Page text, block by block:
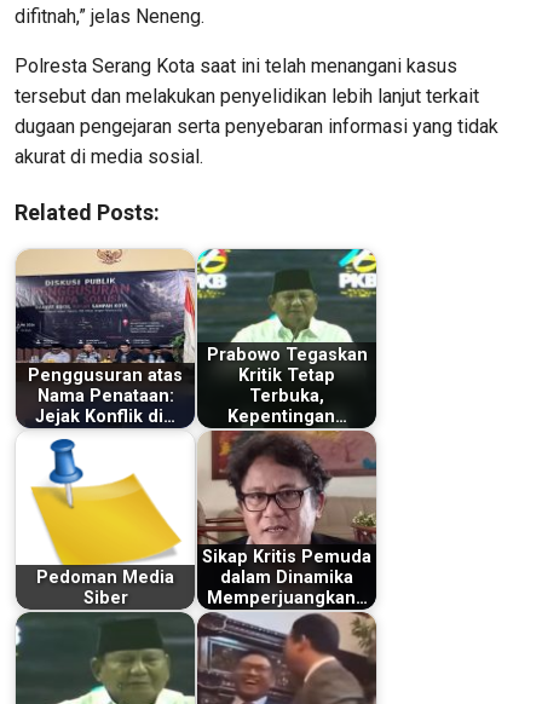
difitnah,” jelas Neneng.
Polresta Serang Kota saat ini telah menangani kasus
tersebut dan melakukan penyelidikan lebih lanjut terkait
dugaan pengejaran serta penyebaran informasi yang tidak
akurat di media sosial.
Related Posts:
Penggusuran atas
Nama Penataan:
Jejak Konflik di…
Prabowo Tegaskan
Kritik Tetap
Terbuka,
Kepentingan…
Pedoman Media
Siber
Sikap Kritis Pemuda
dalam Dinamika
Memperjuangkan…